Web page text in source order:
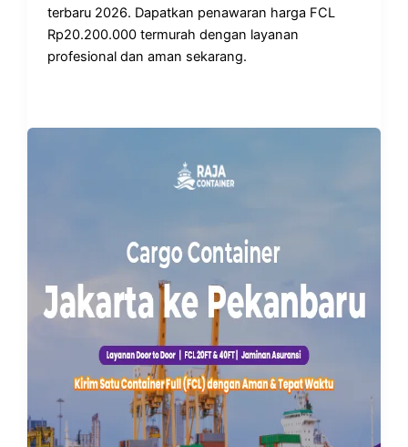
terbaru 2026. Dapatkan penawaran harga FCL
Rp20.200.000 termurah dengan layanan
profesional dan aman sekarang.